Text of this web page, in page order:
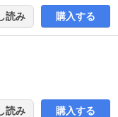
読み 購入する
読み 購入する